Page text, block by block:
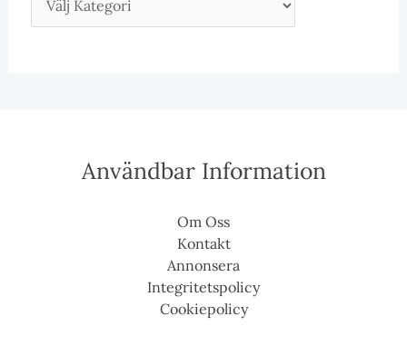
Användbar Information
Om Oss
Kontakt
Annonsera
Integritetspolicy
Cookiepolicy